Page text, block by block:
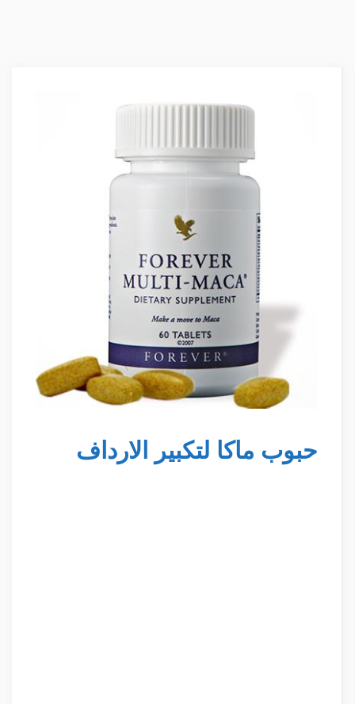
حبوب ماكا لتكبير الارداف